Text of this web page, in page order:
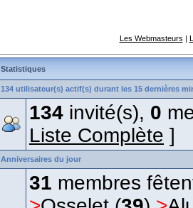
Les Webmasteurs |
Statistiques
134 utilisateur(s) actif(s) durant les 15 dernières
134 invité(s), 0
Liste Complète ]
Anniversaires du jour
31 membres